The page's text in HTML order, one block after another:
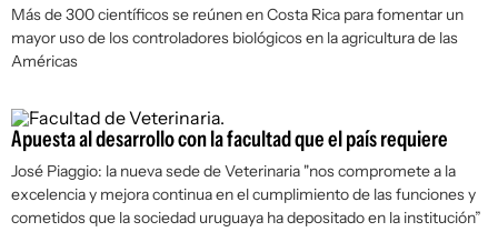
Más de 300 científicos se reúnen en Costa Rica para fomentar un
mayor uso de los controladores biológicos en la agricultura de las
Américas
Apuesta al desarrollo con la facultad que el país requiere
José Piaggio: la nueva sede de Veterinaria "nos compromete a la
excelencia y mejora continua en el cumplimiento de las funciones y
cometidos que la sociedad uruguaya ha depositado en la institución”